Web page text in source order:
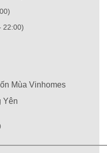
22:00)
Mùa Vinhomes
Yên